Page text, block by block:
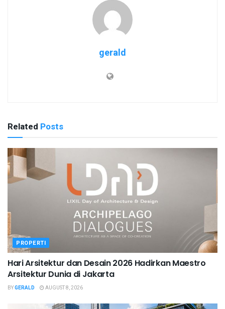
gerald
Related Posts
PROPERTI
Hari Arsitektur dan Desain 2026 Hadirkan Maestro
Arsitektur Dunia di Jakarta
BYGERALD AUGUST 8, 2026